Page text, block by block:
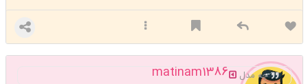
matinam1386 چه مدل